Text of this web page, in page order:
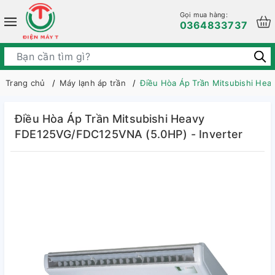
Gọi mua hàng:
0364833737
Trang chủ Máy lạnh áp trần Điều Hòa Áp Trần Mitsubishi
Điều Hòa Áp Trần Mitsubishi Heavy
FDE125VG/FDC125VNA (5.0HP) - Inverter